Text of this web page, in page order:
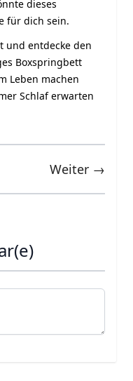
dieses
für dich sein.
und entdecke den
Boxspringbett
Leben machen
Schlaf erwarten
Weiter →